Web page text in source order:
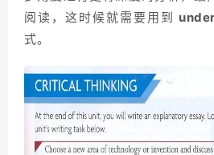
阅读，这时候就需要用到
式。